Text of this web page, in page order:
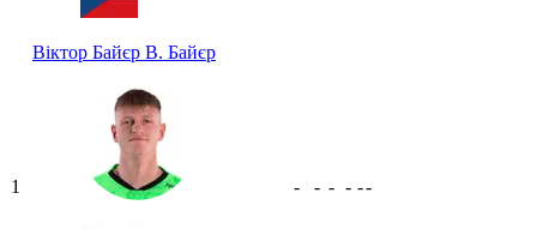
Віктор Байєр В. Байєр
1 - - - - --